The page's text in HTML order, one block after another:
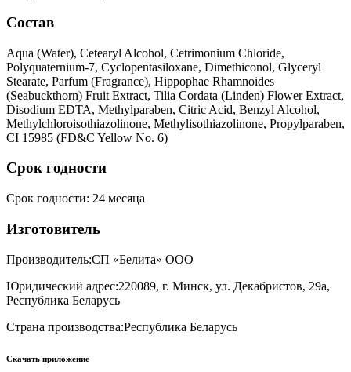
Состав
Aqua (Water), Cetearyl Alcohol, Cetrimonium Chloride,
Polyquaternium-7, Cyclopentasiloxane, Dimethiconol, Glyceryl
Stearate, Parfum (Fragrance), Hippophae Rhamnoides
(Seabuckthorn) Fruit Extract, Tilia Cordata (Linden) Flower Extract,
Disodium EDTA, Methylparaben, Citric Acid, Benzyl Alcohol,
Methylchloroisothiazolinone, Methylisothiazolinone, Propylparaben,
CI 15985 (FD&C Yellow No. 6)
Срок годности
Срок годности: 24 месяца
Изготовитель
Производитель:СП «Белита» ООО
Юридический адрес:220089, г. Минск, ул. Декабристов, 29а,
Республика Беларусь
Страна производства:Республика Беларусь
Скачать приложение